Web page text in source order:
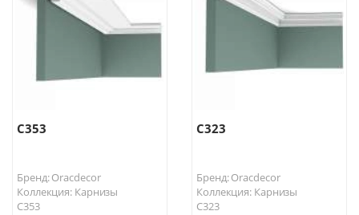
C353
Бренд: Oracdecor
Коллекция: Карнизы
C353
C323
Бренд: Oracdecor
Коллекция: Карнизы
C323